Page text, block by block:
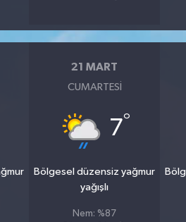
21 MART
CUMARTESI
7°
Bölgesel düzensiz yağmur
yağışlı
Nem: %87